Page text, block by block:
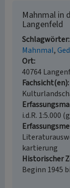
Mahnmal in
Langenfeld
Schlagwörter
Mahnmal
Ort
40764
Fachsicht(en)
i.d.R. 1:5.000
kartierung
Historischer
Beginn 1945